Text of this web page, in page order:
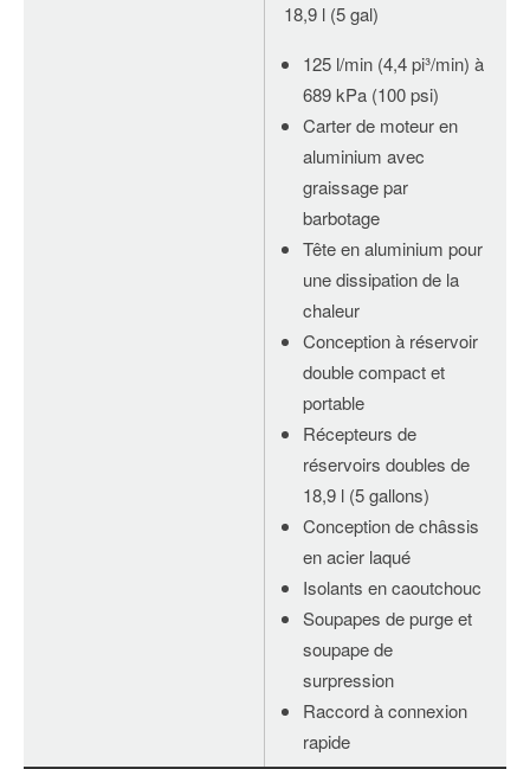
18,9 l (5 gal)
125 l/min (4,4 pi³/min) à
689 kPa (100 psi)
Carter de moteur en
aluminium avec
graissage par
barbotage
Tête en aluminium pour
une dissipation de la
chaleur
Conception à réservoir
double compact et
portable
Récepteurs de
réservoirs doubles de
18,9 l (5 gallons)
Conception de châssis
en acier laqué
Isolants en caoutchouc
Soupapes de purge et
soupape de
surpression
Raccord à connexion
rapide